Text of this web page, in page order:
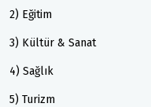
2) Eğitim
3) Kültür & Sanat
4) Sağlık
5) Turizm